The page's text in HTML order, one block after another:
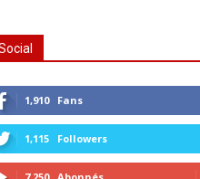
1,910 Fans
1,115 Followers